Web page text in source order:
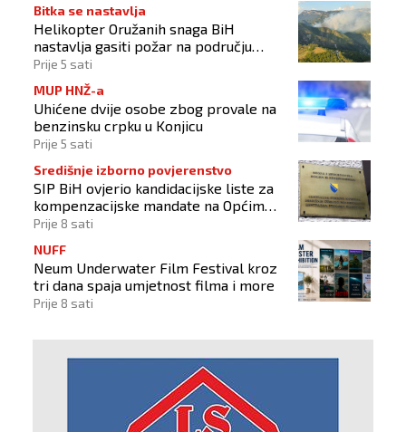
Bitka se nastavlja
Helikopter Oružanih snaga BiH
nastavlja gasiti požar na području
Konjica
Prije 5 sati
MUP HNŽ-a
Uhićene dvije osobe zbog provale na
benzinsku crpku u Konjicu
Prije 5 sati
Središnje izborno povjerenstvo
SIP BiH ovjerio kandidacijske liste za
kompenzacijske mandate na Općim
izborima 2026
Prije 8 sati
NUFF
Neum Underwater Film Festival kroz
tri dana spaja umjetnost filma i more
Prije 8 sati